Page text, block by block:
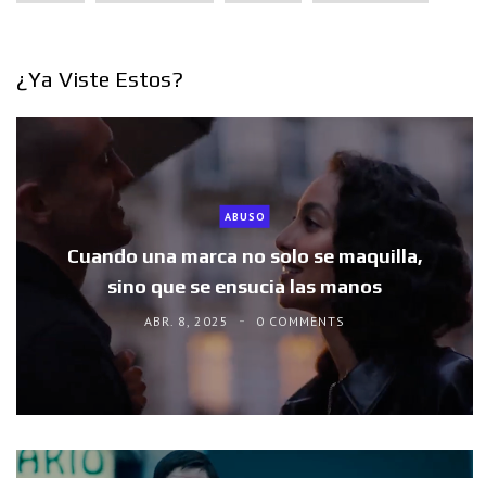
¿Ya Viste Estos?
ABUSO
Cuando una marca no solo se maquilla,
sino que se ensucia las manos
ABR. 8, 2025 0 COMMENTS